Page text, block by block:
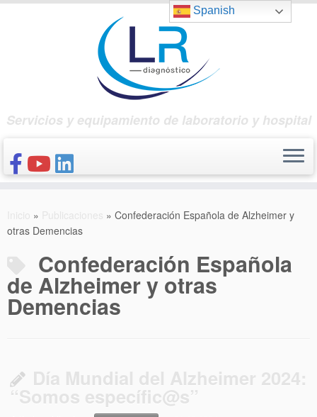
Saltar
Servicios y equipamiento de laboratorio y hospital
CONÓCENOS
PUBLICACIONES
CONTACTO
» » Confederación Española de Alzheimer y
otras Demencias
Confederación Española
de Alzheimer y otras
Demencias
Día Mundial del Alzheimer 2024:
“Somos específic@s”
Spanish